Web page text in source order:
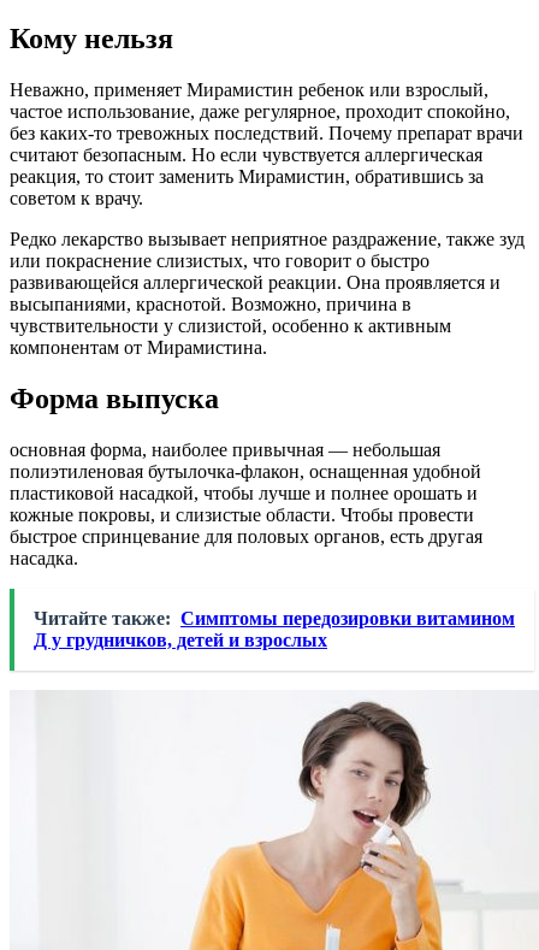
Кому нельзя
Неважно, применяет Мирамистин ребенок или взрослый,
частое использование, даже регулярное, проходит спокойно,
без каких-то тревожных последствий. Почему препарат врачи
считают безопасным. Но если чувствуется аллергическая
реакция, то стоит заменить Мирамистин, обратившись за
советом к врачу.
Редко лекарство вызывает неприятное раздражение, также зуд
или покраснение слизистых, что говорит о быстро
развивающейся аллергической реакции. Она проявляется и
высыпаниями, краснотой. Возможно, причина в
чувствительности у слизистой, особенно к активным
компонентам от Мирамистина.
Форма выпуска
основная форма, наиболее привычная — небольшая
полиэтиленовая бутылочка-флакон, оснащенная удобной
пластиковой насадкой, чтобы лучше и полнее орошать и
кожные покровы, и слизистые области. Чтобы провести
быстрое спринцевание для половых органов, есть другая
насадка.
Читайте также: Симптомы передозировки витамином
Д у грудничков, детей и взрослых